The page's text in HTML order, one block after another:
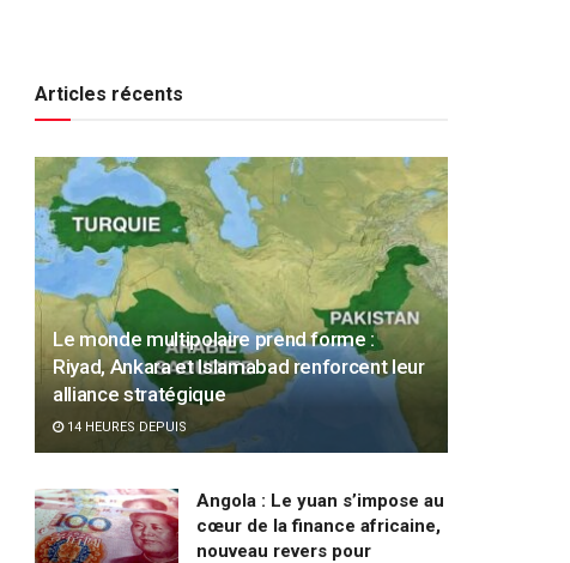
Articles récents
Le monde multipolaire prend forme :
Riyad, Ankara et Islamabad renforcent leur
alliance stratégique
14 HEURES DEPUIS
Angola : Le yuan s’impose au
cœur de la finance africaine,
nouveau revers pour